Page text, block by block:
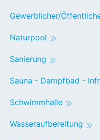
Gewerblicher/
Naturpool
Sanierung
Sauna - Dampfbad -
Schwimmhalle
Wasseraufbereitung